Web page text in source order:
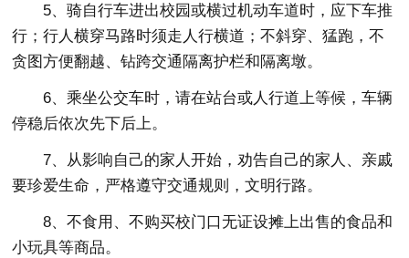
5、骑自行车进出校园或横过机动车道时，应下车推
行；行人横穿马路时须走人行横道；不斜穿、猛跑，不
贪图方便翻越、钻跨交通隔离护栏和隔离墩。
6、乘坐公交车时，请在站台或人行道上等候，车辆
停稳后依次先下后上。
7、从影响自己的家人开始，劝告自己的家人、亲戚
要珍爱生命，严格遵守交通规则，文明行路。
8、不食用、不购买校门口无证设摊上出售的食品和
小玩具等商品。